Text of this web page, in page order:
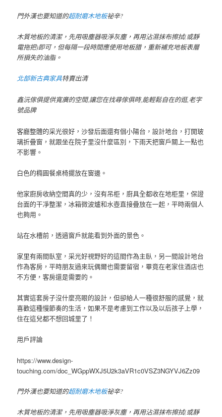
門外漢也要知道的超耐磨木地板祕辛?
木質地板的清潔，先用吸塵器吸淨灰塵，再用沾濕抹布擦拭(或靜
電拖把)即可，但每隔一段時間應使用地板腊，重新補充地板表層
所損失的油脂。
北部新古典家具特賣出清
鑫沅傢俱提供寬廣的空間,讓您在找尋傢俱時,能輕鬆自在的逛,老字
號品牌
客廳整體的采光很好，沙發后面還有個小陽台，設計地台，打開玻
璃折疊窗，就跟坐在院子里沒什麼區別，下雨天把窗戶關上一點也
不影響。
白色的橢圓餐桌椅擺放在窗邊。
他家廚房收納空間真的少，沒有吊柜，廚具全都收在地柜里，保證
台面的干凈整潔，冰箱微波爐和水壺直接疊放在一起，平時兩個人
也夠用。
站在水槽前，透過窗戶就能看到外面的景色。
家里有兩間臥室，采光好視野好的這間作為主臥，另一間設計地台
作為客房，平時朋友過來玩偶爾也需要留宿，畢竟在老家住酒店也
不方便，客房還是需要的。
其實這套房子沒什麼亮眼的設計，但卻給人一種很舒服的感覺，就
喜歡這種慢節奏的生活，如果不是考慮到工作以及以后孩子上學，
住在這兒都不想回城里了！
用戶評論
https://www.design-
touching.com/doc_WGppWXJ5U2k3aVR1c0VSZ3NGYVJ6Zz09
門外漢也要知道的超耐磨木地板祕辛?
木質地板的清潔，先用吸塵器吸淨灰塵，再用沾濕抹布擦拭(或靜